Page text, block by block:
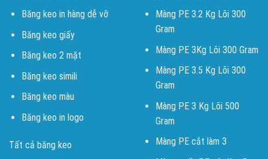
Băng keo in hàng dễ vỡ
Băng keo giấy
Băng keo 2 mặt
Băng keo simili
Băng keo màu
Băng keo in logo
Tất cả băng keo
Màng PE 3.2 Kg Lõi 300
Gram
Màng PE 3Kg Lõi 300 Gram
Màng PE 3.5 Kg Lõi 300
Gram
Màng PE 3 Kg Lõi 500
Gram
Màng PE cắt làm 3